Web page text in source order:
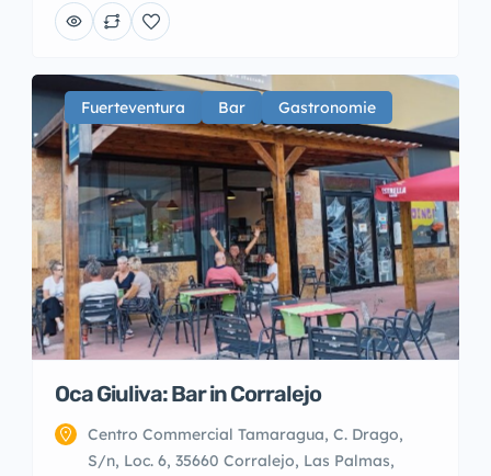
Fuerteventura Bar Gastronomie
Oca Giuliva: Bar in Corralejo
Centro Commercial Tamaragua, C. Drago,
S/n, Loc. 6, 35660 Corralejo, Las Palmas,